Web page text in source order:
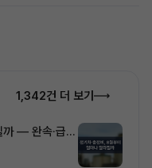
1,342건 더 보기
까 — 완속·급속